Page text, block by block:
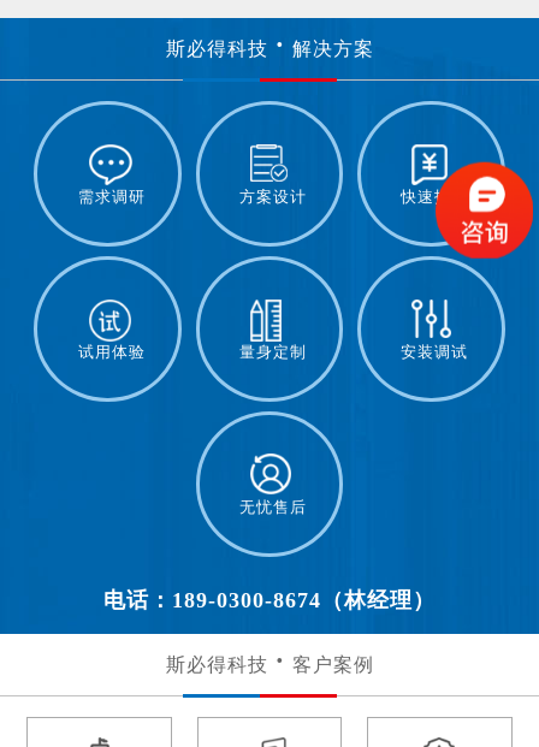
斯必得科技 解决方案
需求调研 方案设计 快速报价
试用体验 量身定制 安装调试
无忧售后
电话：189-0300-8674（林经理）
斯必得科技 客户案例